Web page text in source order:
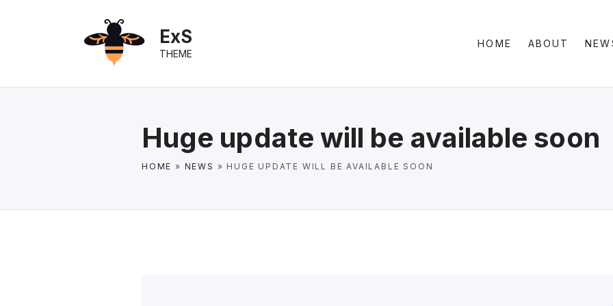
n
ExS
THEME
HOME ABOUT
Huge update will be available soon
HOME » NEWS » HUGE UPDATE WILL BE AVAILABLE SOON